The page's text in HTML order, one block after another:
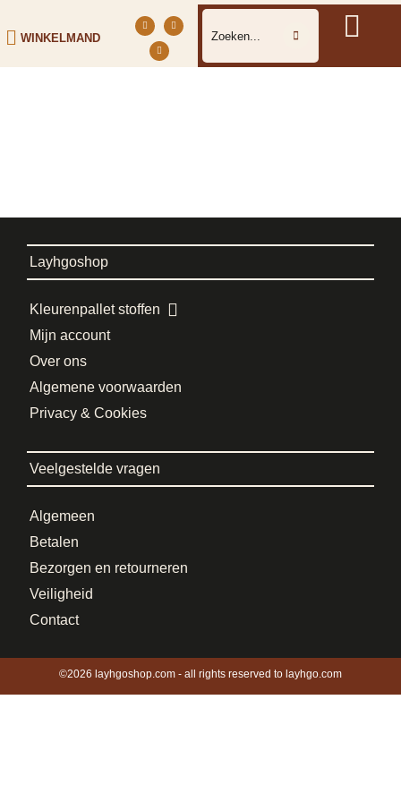
WINKELMAND
Layhgoshop
Kleurenpallet stoffen
Mijn account
Over ons
Algemene voorwaarden
Privacy & Cookies
Veelgestelde vragen
Algemeen
Betalen
Bezorgen en retourneren
Veiligheid
Contact
©2026 layhgoshop.com - all rights reserved to layhgo.com